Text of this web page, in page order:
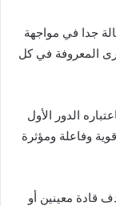
جدا في مواجهة
المعروفة في كل
الدور الأول
وفاعلة ومؤثرة
قادة معينين أو